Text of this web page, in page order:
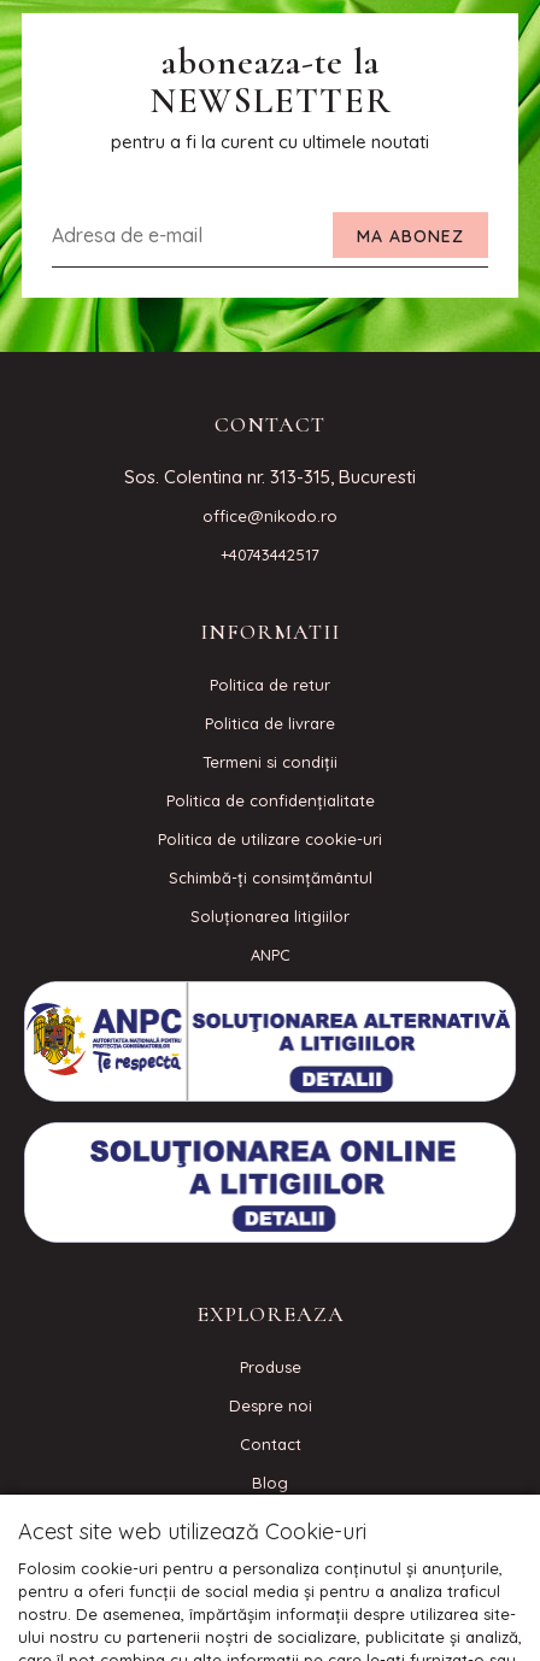
aboneaza-te la
NEWSLETTER
pentru a fi la curent cu ultimele noutati
MA ABONEZ
CONTACT
Sos. Colentina nr. 313-315, Bucuresti
office@nikodo.ro
+40743442517
INFORMATII
Politica de retur
Politica de livrare
Termeni si condiţii
Politica de confidenţialitate
Politica de utilizare cookie-uri
Schimbă-ți consimțământul
Soluționarea litigiilor
ANPC
EXPLOREAZA
Produse
Despre noi
Contact
Blog
CONECTEAZA-TE
Acest site web utilizează Cookie-uri
Folosim cookie-uri pentru a personaliza conținutul și anunțurile,
pentru a oferi funcții de social media și pentru a analiza traficul
nostru. De asemenea, împărtășim informații despre utilizarea site-
ului nostru cu partenerii noștri de socializare, publicitate și analiză,